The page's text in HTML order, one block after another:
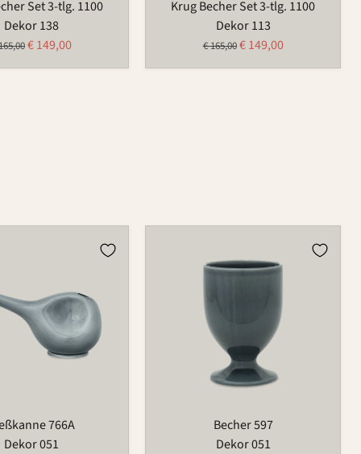
Set 3-tlg. 1100
Dekor 138
Aktueller
Preis
€ 149,00
Krug Becher Set 3-tlg. 1100
Dekor 113
Ursprünglicher
€ 165,00Aktueller
Preis
€ 149,00
766A
Dekor 051
Becher 597
Dekor 051